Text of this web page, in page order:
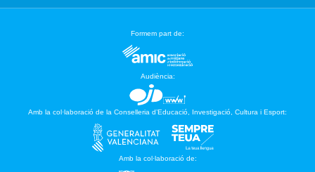
Formem part de:
Audiència:
Amb la col·laboració de la Conselleria d’Educació, Investigació, Cultura i Esport:
Amb la col·laboració de: